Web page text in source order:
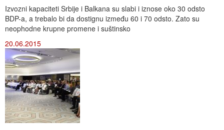
Izvozni kapaciteti Srbije i Balkana su slabi i iznose oko 30 odsto
BDP-a, a trebalo bi da dostignu između 60 i 70 odsto. Zato su
neophodne krupne promene i suštinsko
20.06.2015